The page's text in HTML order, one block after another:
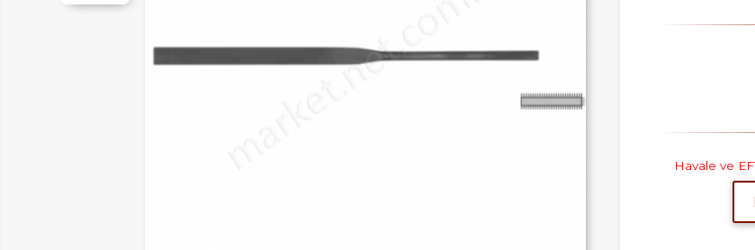
Havale ve